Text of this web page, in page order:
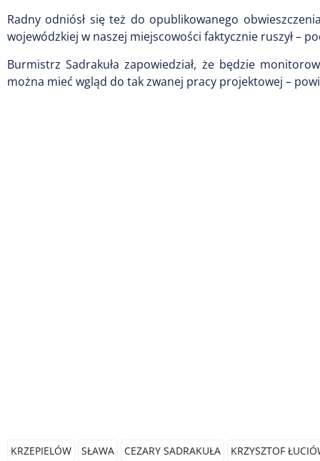
Radny odniósł się też do opublikowanego
wojewódzkiej w naszej miejscowości faktycznie ruszył –
Burmistrz Sadrakuła zapowiedział, że będzie
można mieć wgląd do tak zwanej pracy projektowej –
KRZEPIELÓW SŁAWA CEZARY SADRAKUŁA KRZYSZTOF